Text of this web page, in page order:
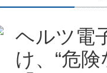
ヘルツ電
け、“危